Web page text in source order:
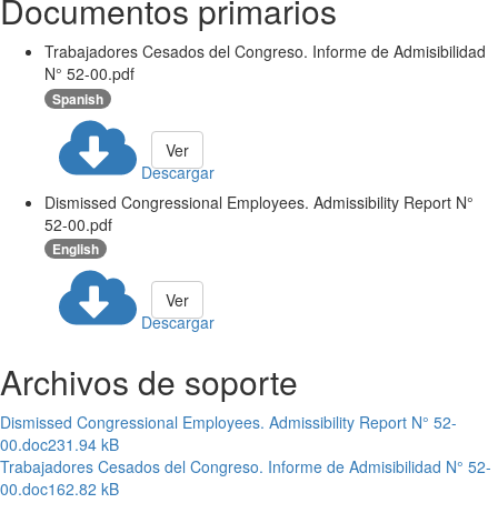
Documentos primarios
Trabajadores Cesados del Congreso. Informe de Admisibilidad
N° 52-00.pdf
Spanish
Descargar
Ver
Dismissed Congressional Employees. Admissibility Report N°
52-00.pdf
English
Descargar
Ver
Archivos de soporte
Dismissed Congressional Employees. Admissibility Report N° 52-
00.doc231.94 kB
Trabajadores Cesados del Congreso. Informe de Admisibilidad N° 52-
00.doc162.82 kB